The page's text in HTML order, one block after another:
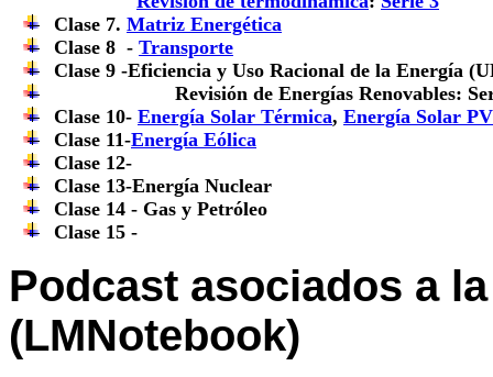
Clase 7. Matriz Energética
Clase 8 - Transporte
Clase 9 -Eficiencia y Uso Racional de la Energía
Revisión de Energías Renovables:
Clase 10- Energía Solar Térmica, Energía Solar PV
Clase 11-Energía Eólica
Clase 12-
Clase 13-Energía Nuclear
Clase 14 - Gas y Petróleo
Clase 15 -
Podcast asociados a
(LMNotebook)